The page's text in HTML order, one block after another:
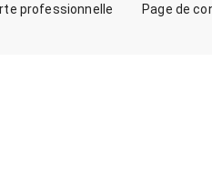
professionnelle Page de